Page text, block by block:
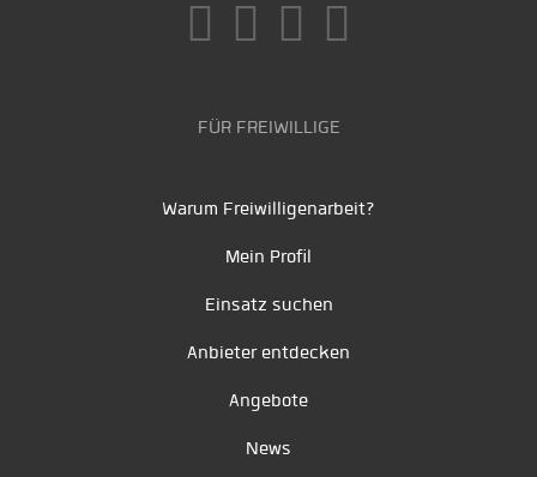
FÜR FREIWILLIGE
Warum Freiwilligenarbeit?
Mein Profil
Einsatz suchen
Anbieter entdecken
Angebote
News